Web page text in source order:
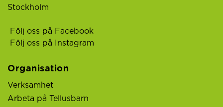
Stockholm
Följ oss på Facebook
Följ oss på Instagram
Organisation
Verksamhet
Arbeta på Tellusbarn